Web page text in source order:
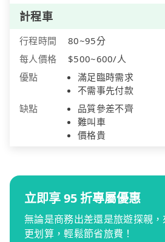
計程車
行程時間
80~95分
每人價格
$500~600/人
優點
滿足臨時需求
不需事先付款
缺點
品質參差不齊
難叫車
價格貴
立即享 95 折專屬優惠
無論是商務出差還是旅遊探親
更划算，輕鬆節省旅費！